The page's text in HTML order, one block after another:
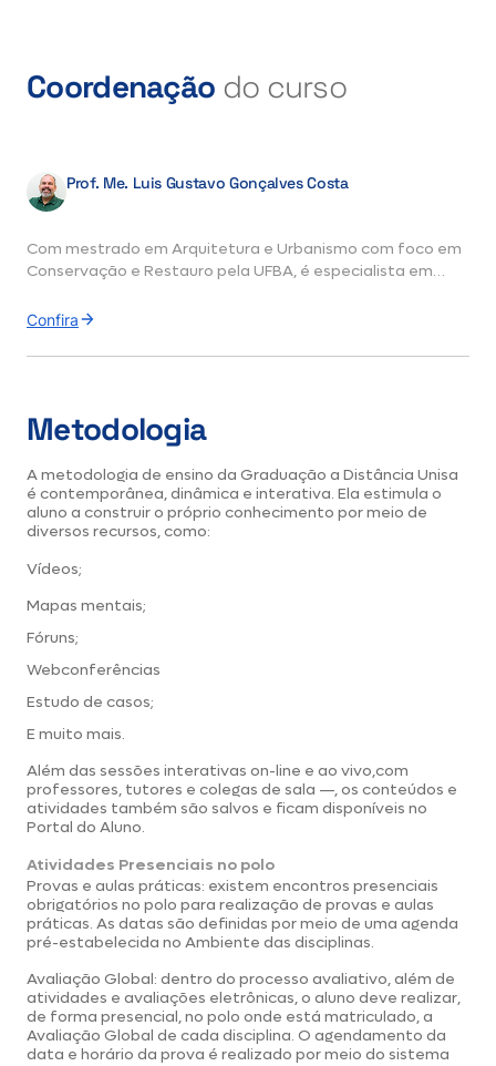
Coordenação do curso
Prof. Me. Luis Gustavo Gonçalves Costa
Com mestrado em Arquitetura e Urbanismo com foco em
Conservação e Restauro pela UFBA, é especialista em
Patrimônio Cultural pelo CECI-UFPE, além de ter formação
Danos e novas tecnologias em Arquitetura, como
Realidade Aumentada, Realidade Virtual, Escaneamento
3D e Impressão 3D. Além disso, é membro do Comitê
Científico Internacional da Sociedade Iberoamericana de
Gráfica Digital (SIGRADI).
Hoje, coordena o curso de Arquitetura e Urbanismo na
Unisa.
Confira
Metodologia
A metodologia de ensino da Graduação a Distância Unisa
é contemporânea, dinâmica e interativa. Ela estimula o
aluno a construir o próprio conhecimento por meio de
diversos recursos, como:
Vídeos;
Mapas mentais;
Fóruns;
Webconferências
Estudo de casos;
E muito mais.
Além das sessões interativas on-line e ao vivo,com
professores, tutores e colegas de sala —, os conteúdos e
atividades também são salvos e ficam disponíveis no
Portal do Aluno.
Atividades Presenciais no polo
Provas e aulas práticas: existem encontros presenciais
obrigatórios no polo para realização de provas e aulas
práticas. As datas são definidas por meio de uma agenda
pré-estabelecida no Ambiente das disciplinas.
Avaliação Global: dentro do processo avaliativo, além de
atividades e avaliações eletrônicas, o aluno deve realizar,
de forma presencial, no polo onde está matriculado, a
Avaliação Global de cada disciplina. O agendamento da
data e horário da prova é realizado por meio do sistema